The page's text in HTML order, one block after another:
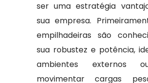
ser uma estratégia
sua empresa.
empilhadeiras são
sua robustez e potência,
ambientes externos
movimentar cargas